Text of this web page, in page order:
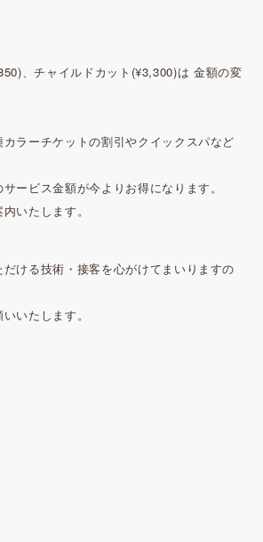
、チャイルドカット(¥3,300)は 金額の変
ラーチケットの割引やクイックスパなど
ービス金額が今よりお得になります。
いたします。
ける技術・接客を心がけてまいりますの
いたします。